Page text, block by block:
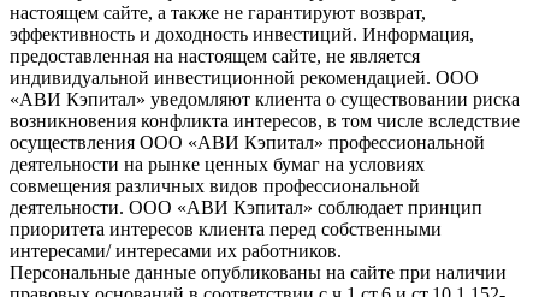
настоящем сайте, а также не гарантируют возврат,
эффективность и доходность инвестиций. Информация,
предоставленная на настоящем сайте, не является
индивидуальной инвестиционной рекомендацией. ООО
«АВИ Кэпитал» уведомляют клиента о существовании риска
возникновения конфликта интересов, в том числе вследствие
осуществления ООО «АВИ Кэпитал» профессиональной
деятельности на рынке ценных бумаг на условиях
совмещения различных видов профессиональной
деятельности. ООО «АВИ Кэпитал» соблюдает принцип
приоритета интересов клиента перед собственными
интересами/ интересами их работников.
Персональные данные опубликованы на сайте при наличии